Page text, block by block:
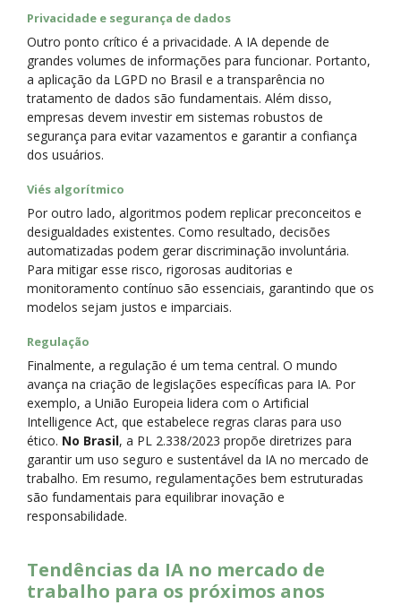
Privacidade e segurança de dados
Outro ponto crítico é a privacidade. A IA depende de
grandes volumes de informações para funcionar. Portanto,
a aplicação da LGPD no Brasil e a transparência no
tratamento de dados são fundamentais. Além disso,
empresas devem investir em sistemas robustos de
segurança para evitar vazamentos e garantir a confiança
dos usuários.
Viés algorítmico
Por outro lado, algoritmos podem replicar preconceitos e
desigualdades existentes. Como resultado, decisões
automatizadas podem gerar discriminação involuntária.
Para mitigar esse risco, rigorosas auditorias e
monitoramento contínuo são essenciais, garantindo que os
modelos sejam justos e imparciais.
Regulação
Finalmente, a regulação é um tema central. O mundo
avança na criação de legislações específicas para IA. Por
exemplo, a União Europeia lidera com o Artificial
Intelligence Act, que estabelece regras claras para uso
ético. No Brasil, a PL 2.338/2023 propõe diretrizes para
garantir um uso seguro e sustentável da IA no mercado de
trabalho. Em resumo, regulamentações bem estruturadas
são fundamentais para equilibrar inovação e
responsabilidade.
Tendências da IA no mercado de
trabalho para os próximos anos